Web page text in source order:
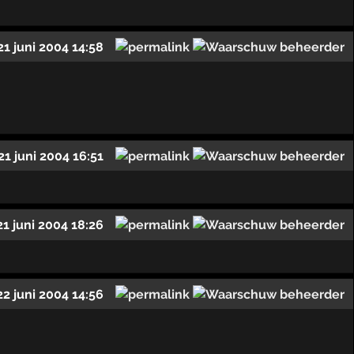
juni 2004 14:58
juni 2004 16:51
juni 2004 18:26
juni 2004 14:56